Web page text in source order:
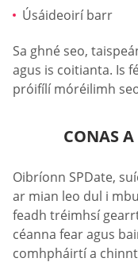
Úsáideoirí barr
Sa ghné seo,
agus is coitianta. Is
próifílí móréilimh
CONAS
Oibríonn SPDate,
ar mian leo dul i
feadh tréimhsí
céanna fear agus
comhpháirtí a